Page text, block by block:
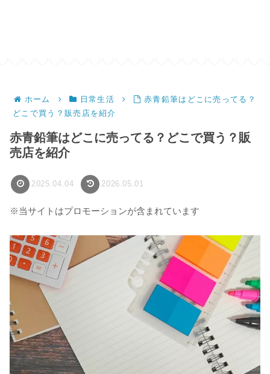
ホーム 日常生活
赤青鉛筆はどこに売ってる？
どこで買う？販売店を紹介
赤青鉛筆はどこに売ってる？どこで買う？販
売店を紹介
2025.04.04 2026.05.01
※当サイトはプロモーションが含まれています